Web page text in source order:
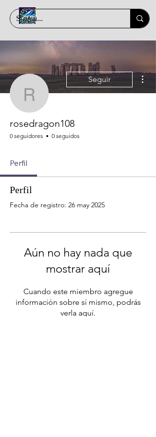
rosedragon108
Seguir
rosedragon108
0 seguidores 0 seguidos
Perfil
Perfil
Fecha de registro: 26 may 2025
Aún no hay nada que
mostrar aquí
Cuando este miembro agregue
información sobre sí mismo, podrás
verla aquí.